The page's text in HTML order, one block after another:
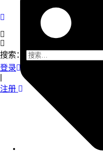
搜索：
登录
注册